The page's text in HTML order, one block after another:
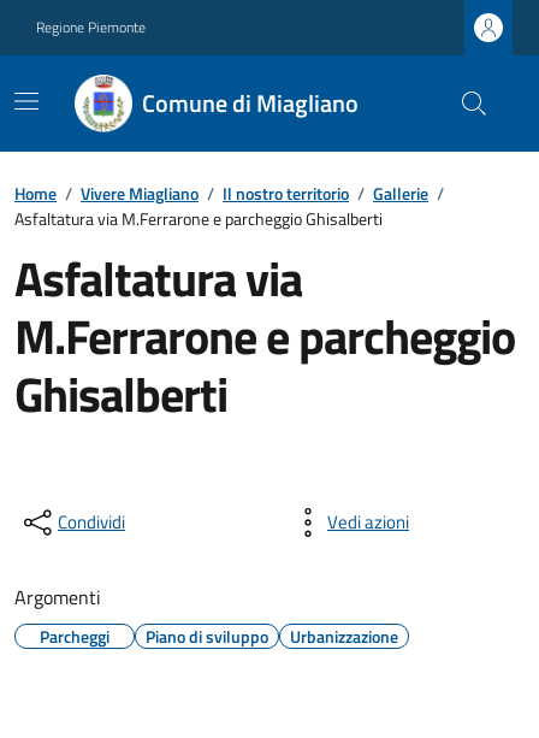
Regione Piemonte
Comune di Miagliano
Home / Vivere Miagliano / Il nostro territorio / Gallerie /
Asfaltatura via M.Ferrarone e parcheggio Ghisalberti
Asfaltatura via
M.Ferrarone e parcheggio
Ghisalberti
Condividi Vedi azioni
Argomenti
Parcheggi Piano di sviluppo Urbanizzazione